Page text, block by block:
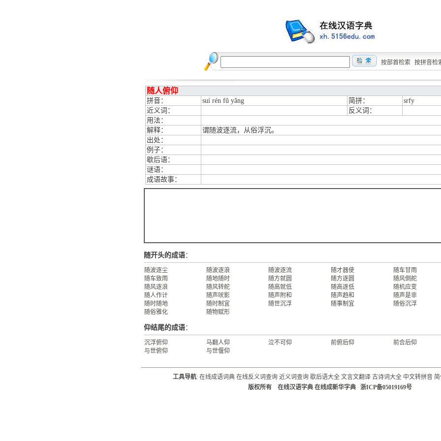
按部首检索 按拼音检
随人俯仰
拼音： suí rén fǔ yǎng 简拼：
srfy
近义词：
反义词：
用法：
解释：
谓随波逐流，从俗浮沉。
出处：
例子：
歇后语：
谜语：
成语故事：
随开头的成语：
随波逐尘 随波逐浪 随波逐流 随才器使
随车甘雨
随车致雨
随地随时 随方就圆 随方逐圆
随风倒舵
随风逐浪
随风转舵 随高就低 随高逐低
随机应变
随人作计
随声吠影 随声附和 随声趋和
随声是非
随时随地
随时制宜 随世沉浮 随事制宜
随俗沉浮
随俗雅化
随物赋形
仰结尾的成语：
沉浮俯仰 马翻人仰 泣不可仰 前俯后仰
前合后仰
与世俯仰
与世偃仰
工具导航: 在线成语词典 在线反义词查询 近义词查询 歇后语大全 文言文翻译 古诗词大全 中文转拼音
版权所有 在线汉语字典 在线成新华字典 浙ICP备05019169号